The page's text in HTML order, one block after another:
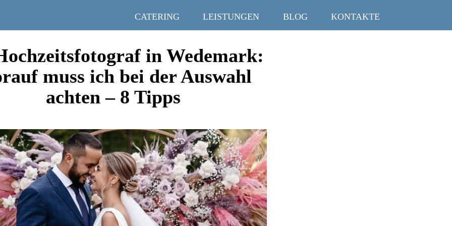
CATERING LEISTUNGEN BLOG KONTAKTE
in Wedemark:
muss ich bei der Auswahl
achten – 8 Tipps